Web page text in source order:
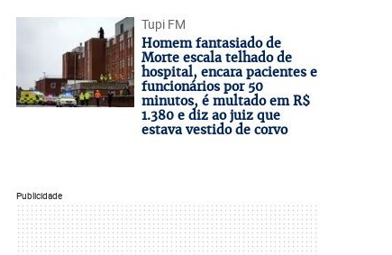
Tupi FM
Homem fantasiado de
Morte escala telhado de
hospital, encara pacientes e
funcionários por 50
minutos, é multado em R$
1.380 e diz ao juiz que
estava vestido de corvo
Publicidade